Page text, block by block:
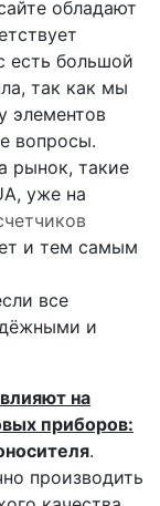
обладают
есть большой
так как мы
элементов
вопросы.
рынок, такие
уже на
и тем самым
все
и
на
приборов:
.
производить